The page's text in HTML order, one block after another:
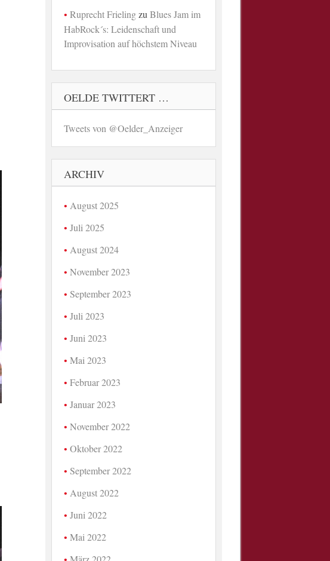
Ruprecht Frielingzu Blues Jam im
HabRock´s: Leidenschaft und
Improvisation auf höchstem Niveau
OELDE TWITTERT …
Tweets von @Oelder_Anzeiger
ARCHIV
August 2025
Juli 2025
August 2024
November 2023
September 2023
Juli 2023
Juni 2023
Mai 2023
Februar 2023
Januar 2023
November 2022
Oktober 2022
September 2022
August 2022
Juni 2022
Mai 2022